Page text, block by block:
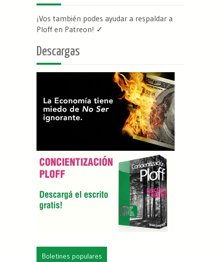
¡Vos también podes ayudar a respaldar a
Ploff en Patreon! ✓
Descargas
Boletines populares